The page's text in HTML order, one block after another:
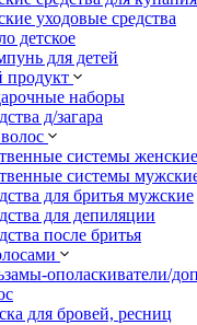
уходовые средства
детское
для детей
продукт
наборы
д/загара
системы женские
системы
для бритья мужские
для депиляции
после бритья
ополаскиватели/
для бровей, ресниц